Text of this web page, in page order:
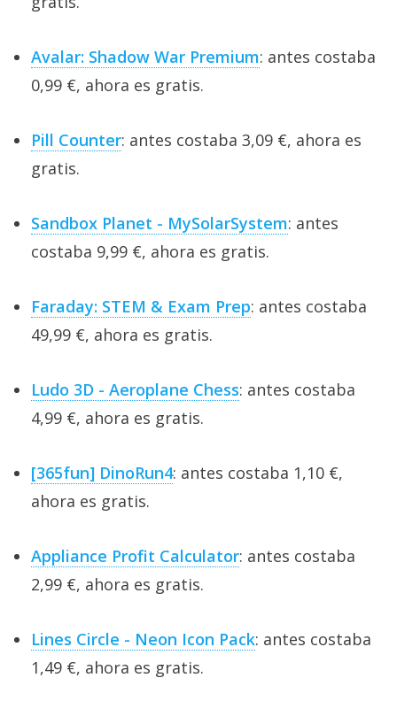
Avalar: Shadow War Premium: antes costaba
0,99 €, ahora es gratis.
Pill Counter: antes costaba 3,09 €, ahora es
gratis.
Sandbox Planet - MySolarSystem: antes
costaba 9,99 €, ahora es gratis.
Faraday: STEM & Exam Prep: antes costaba
49,99 €, ahora es gratis.
Ludo 3D - Aeroplane Chess: antes costaba
4,99 €, ahora es gratis.
[365fun] DinoRun4: antes costaba 1,10 €,
ahora es gratis.
Appliance Profit Calculator: antes costaba
2,99 €, ahora es gratis.
Lines Circle - Neon Icon Pack: antes costaba
1,49 €, ahora es gratis.